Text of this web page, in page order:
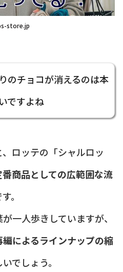
store.jp
のチョコが消えるのは本
ですよね
ロッテの「シャルロッ
番商品としての広範囲な流
。
一人歩きしていますが、
編によるラインナップの縮
でしょう。